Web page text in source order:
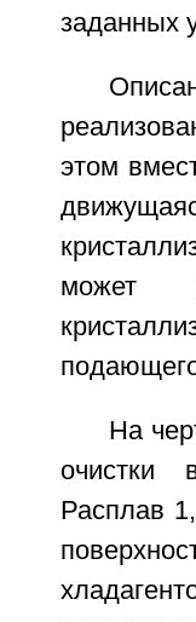
заданных
этом
может
На
очистки
Расплав